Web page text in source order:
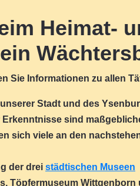
Heimat-
Sie Informationen zu allen
Stadt und des
sind
sich viele an den
der drei städtischen Museen
Töpfermuseum Wittgenborn